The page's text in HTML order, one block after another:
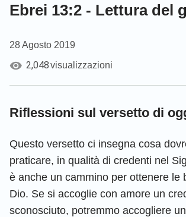
Ebrei 13:2 - Lettura del
28 Agosto 2019
2,048visualizzazioni
Riflessioni sul versetto di
Questo versetto ci insegna cosa
praticare, in qualità di credenti nel
è anche un cammino per ottenere le
Dio. Se si accoglie con amore un
sconosciuto, potremmo accogliere